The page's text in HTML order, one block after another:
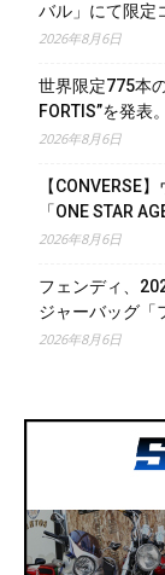
バル」にて限定
2026年8月6日
世界限定775本
FORTIS”を発表。
2026年8月6日
【CONVERSE
「ONE STAR
2026年8月6日
フェンディ、
ジャーバッグ「
2026年8月6日